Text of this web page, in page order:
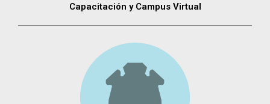
Capacitación y Campus Virtual